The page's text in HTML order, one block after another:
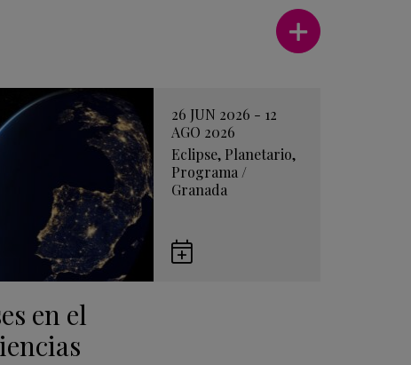
Ver más
26 JUN 2026 - 12
AGO 2026
Eclipse, Planetario,
Programa/
Granada
en el